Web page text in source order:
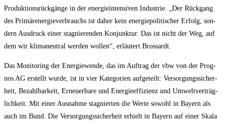
Pro­duk­ti­ons­rück­gän­ge in der ener­gie­in­ten­si­ven Indus­trie. „Der Rück­gang
des Pri­mär­ener­gie­ver­brauchs ist daher kein ener­gie­po­li­ti­scher Erfolg, son­
dern Aus­druck einer sta­gnie­ren­den Kon­junk­tur. Das ist nicht der Weg, auf
dem wir kli­ma­neu­tral wer­den wol­len“, erläu­tert Brossardt.
Das Moni­to­ring der Ener­gie­wen­de, das im Auf­trag der vbw von der Pro­g­
nos AG erstellt wur­de, ist in vier Kate­go­rien auf­ge­teilt: Ver­sor­gungs­si­cher­
heit, Bezahl­bar­keit, Erneu­er­ba­re und Ener­gie­ef­fi­zi­enz und Umwelt­ver­träg­
lich­keit. Mit einer Aus­nah­me sta­gnier­ten die Wer­te sowohl in Bay­ern als
auch im Bund. Die Ver­sor­gungs­si­cher­heit erhielt in Bay­ern auf einer Ska­la